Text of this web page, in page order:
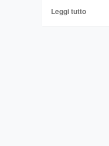
Turrisi”
Leggi tuttoLeggi